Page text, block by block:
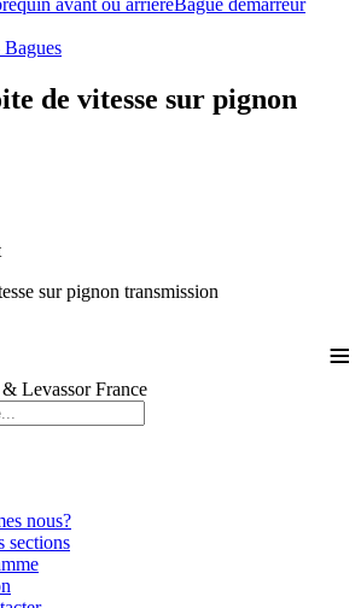
avant ou arrièreBague démarreur
de vitesse sur pignon
sur pignon transmission
≡
Levassor France
nous?
sections